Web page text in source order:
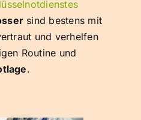
sind bestens mit
und verhelfen
Routine und
.